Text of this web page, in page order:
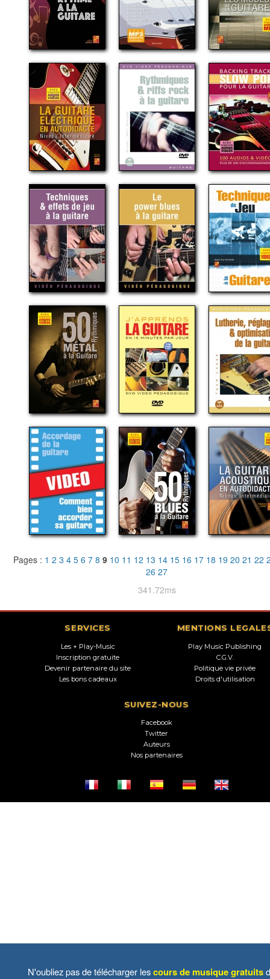
Pages : 1 2 3 4 5 6 7 8 9 10 11 12 13 14 15 16 17 18 19 20 21 22
26 27
341.72ms
SERVICES
Les + Play-Music
Inscription gratuite
Devenir partenaire du site
Les bons cadeaux
MENTIONS
Play Music Publishing
C.G.V.
Politique vie privée
Droits d'utilisation
SUIVEZ-NOUS
Facebook
Twitter
Auteurs
Nos partenaires
N'oubliez pas de télécharger lescours de musique gratuits